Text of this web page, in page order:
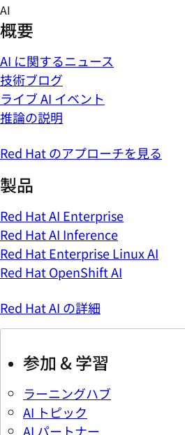
Skip
to
content
AI
概要
AI に関するニュース
技術ブログ
ライブ AI イベント
推論の説明
Red Hat のアプローチを見る
製品
Red Hat AI Enterprise
Red Hat AI Inference
Red Hat Enterprise Linux AI
Red Hat OpenShift AI
Red Hat AI の詳細
参加 & 学習
ラーニングハブ
AI トピック
AI パートナー